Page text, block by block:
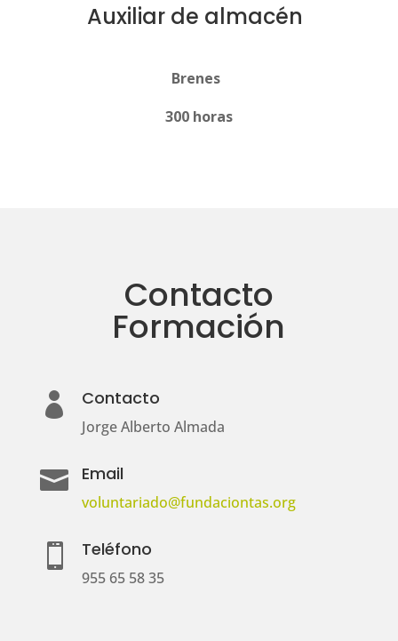
Auxiliar de almacén
Brenes
300 horas
Contacto
Formación
 Contacto
Jorge Alberto Almada
 Email
voluntariado@fundaciontas.org
 Teléfono
955 65 58 35